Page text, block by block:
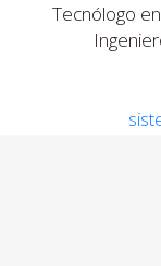
Tecnólogo